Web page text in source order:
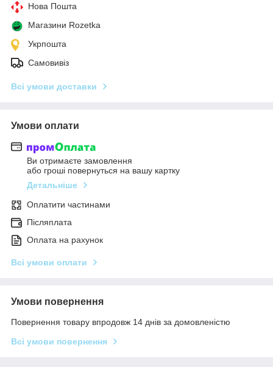
Нова Пошта
Магазини Rozetka
Укрпошта
Самовивіз
Всі умови доставки
Умови оплати
Ви отримаєте замовлення
або гроші повернуться на вашу картку
Детальніше
Оплатити частинами
Післяплата
Оплата на рахунок
Всі умови оплати
Умови повернення
Повернення товару впродовж 14 днів за домовленістю
Всі умови повернення